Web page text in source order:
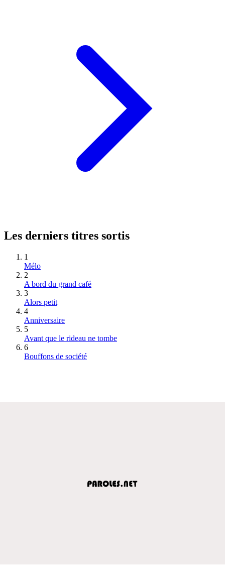
Les derniers titres sortis
1
Mélo
2
A bord du grand café
3
Alors petit
4
Anniversaire
5
Avant que le rideau ne tombe
6
Bouffons de société